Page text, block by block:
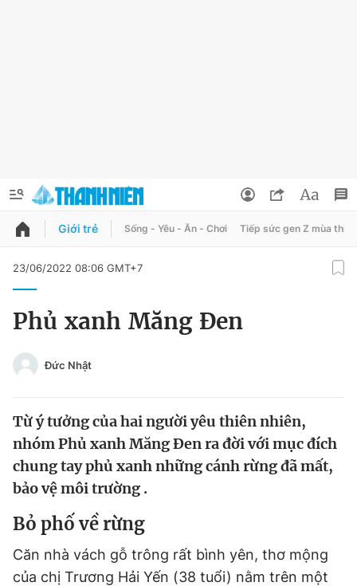
QUẢNG CÁO
Chào ngày mới Tin 24h
Tin thị trường Tin 360
Video
Sản phẩm khác
Đổi mật khẩu
Đăng xuất
Giới trẻ Sống - Yêu - Ăn - Chơi Tiếp sức gen Z mùa thi
23/06/2022 08:06 GMT+7
Phủ xanh Măng Đen
Đức Nhật
Từ ý tưởng của hai người yêu thiên nhiên,
nhóm Phủ xanh Măng Đen ra đời với mục đích
chung tay phủ xanh những cánh rừng đã mất,
bảo vệ môi trường .
Bỏ phố về rừng
Căn nhà vách gỗ trông rất bình yên, thơ mộng
của chị Trương Hải Yến (38 tuổi) nằm trên một